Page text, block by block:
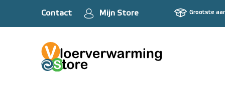
Contact Mijn Store Grootste